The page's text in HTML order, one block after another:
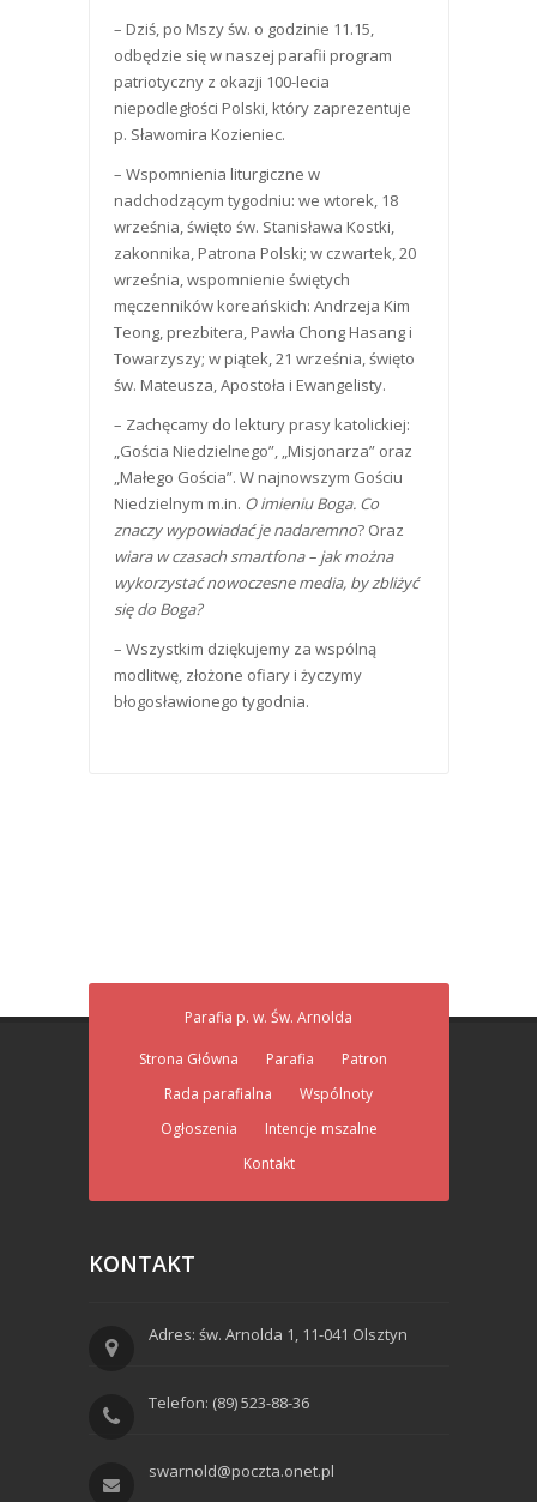
– Dziś, po Mszy św. o godzinie 11.15,
odbędzie się w naszej parafii program
patriotyczny z okazji 100-lecia
niepodległości Polski, który zaprezentuje
p. Sławomira Kozieniec.
– Wspomnienia liturgiczne w
nadchodzącym tygodniu: we wtorek, 18
września, święto św. Stanisława Kostki,
zakonnika, Patrona Polski; w czwartek, 20
września, wspomnienie świętych
męczenników koreańskich: Andrzeja Kim
Teong, prezbitera, Pawła Chong Hasang i
Towarzyszy; w piątek, 21 września, święto
św. Mateusza, Apostoła i Ewangelisty.
– Zachęcamy do lektury prasy katolickiej:
„Gościa Niedzielnego”, „Misjonarza” oraz
„Małego Gościa”. W najnowszym Gościu
Niedzielnym m.in. O imieniu Boga. Co
znaczy wypowiadać je nadaremno? Oraz
wiara w czasach smartfona – jak można
wykorzystać nowoczesne media, by zbliżyć
się do Boga?
– Wszystkim dziękujemy za wspólną
modlitwę, złożone ofiary i życzymy
błogosławionego tygodnia.
Parafia p. w. Św. Arnolda
Strona Główna Parafia
Patron
Rada parafialna
Wspólnoty
Ogłoszenia
Intencje mszalne
Kontakt
KONTAKT
Adres: św. Arnolda 1, 11-041 Olsztyn
Telefon: (89) 523-88-36
swarnold@poczta.onet.pl